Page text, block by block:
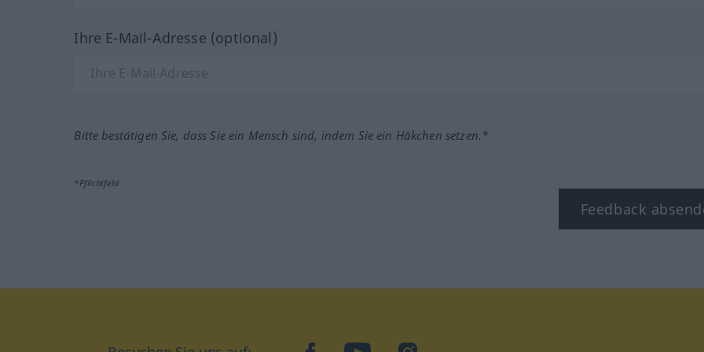
Ihre E-Mail-Adresse (optional)
Bitte bestätigen Sie, dass Sie ein Mensch sind, indem Sie ein Häkchen setzen.*
*Pflichtfeld
Feedback